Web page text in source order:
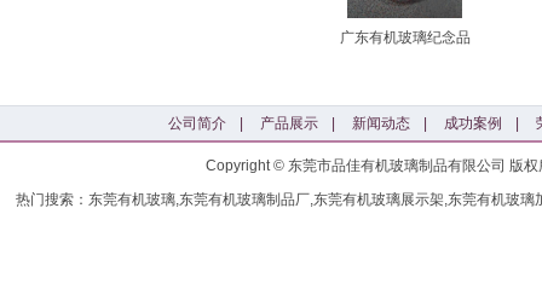
广东有机玻璃纪念品
公司简介 产品展示 新闻动态 成功案例
Copyright © 东莞市品佳有机玻璃制品有限公司 版
热门搜索：东莞有机玻璃,东莞有机玻璃制品厂,东莞有机玻璃展示架,东莞有机玻